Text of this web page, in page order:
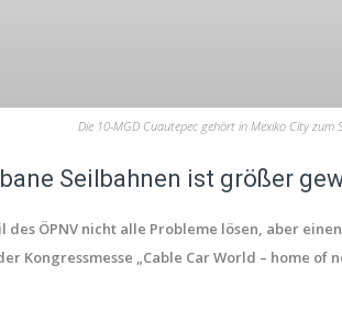
Die 10-MGD Cuautepec gehört in Mexiko City
Seilbahnen ist größer
des ÖPNV nicht alle Probleme lösen, aber
Kongressmesse „Cable Car World – home